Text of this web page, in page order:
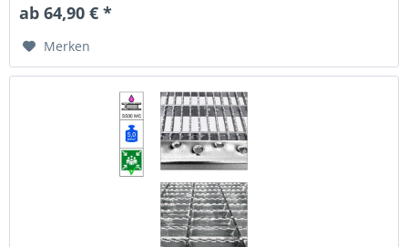
ab 64,90 € *
Merken